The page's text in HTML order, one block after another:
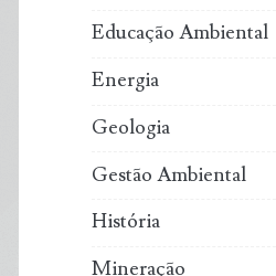
Educação Ambiental
Energia
Geologia
Gestão Ambiental
História
Mineração